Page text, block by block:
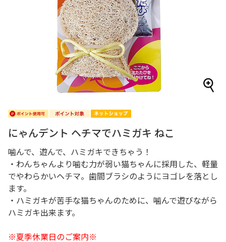
にゃんデント ヘチマでハミガキ ねこ
噛んで、遊んで、ハミガキできちゃう！
・わんちゃんより噛む力が弱い猫ちゃんに採用した、軽量
でやわらかいヘチマ。歯間ブラシのようにヨゴレを落とし
ます。
・ハミガキが苦手な猫ちゃんのために、噛んで遊びながら
ハミガキ出来ます。
※夏季休業日のご案内※